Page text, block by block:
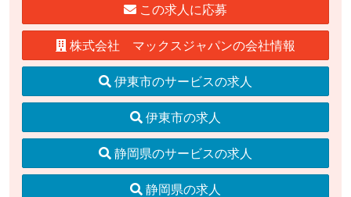
この求人に応募
株式会社 マックスジャパンの会社情報
伊東市のサービスの求人
伊東市の求人
静岡県のサービスの求人
静岡県の求人